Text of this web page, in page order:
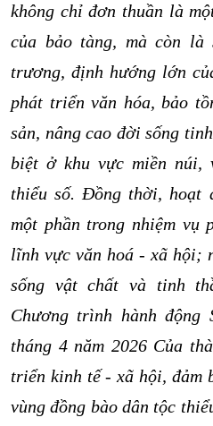
không chỉ đơn thuần là
của bảo tàng, mà còn
trương, định hướng lớn
phát triển văn hóa, bảo
sản, nâng cao đời sống
biệt ở khu vực miền núi,
thiểu số. Đồng thời, hoạt
một phần trong nhiệm vụ
lĩnh vực văn hoá - xã hội;
sống vật chất và tinh
Chương trình hành động
tháng 4 năm 2026 Của
triển kinh tế - xã hội, đảm
vùng đồng bào dân tộc